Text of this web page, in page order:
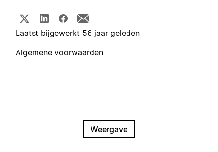
Laatst bijgewerkt 56 jaar geleden
Algemene voorwaarden
Weergave